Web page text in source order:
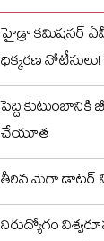
హైడ్రా కమిషనర్
ధిక్కరణ నోటీసులు!
పెద్ది కుటుంబానికి
చేయూత
తీరిన మెగా డాటర్
నిరుద్యోగం